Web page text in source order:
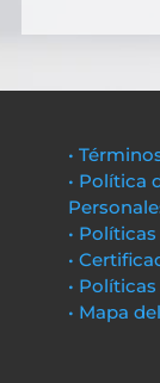
•
• Política
•
•
•
• Mapa